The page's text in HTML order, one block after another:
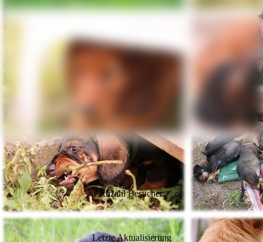
Anzahl Besucher:
Letzte Aktualisierung